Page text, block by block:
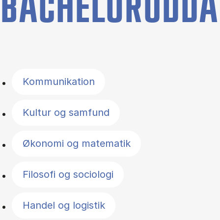
Kommunikation
Kultur og samfund
Økonomi og matematik
Filosofi og sociologi
Handel og logistik